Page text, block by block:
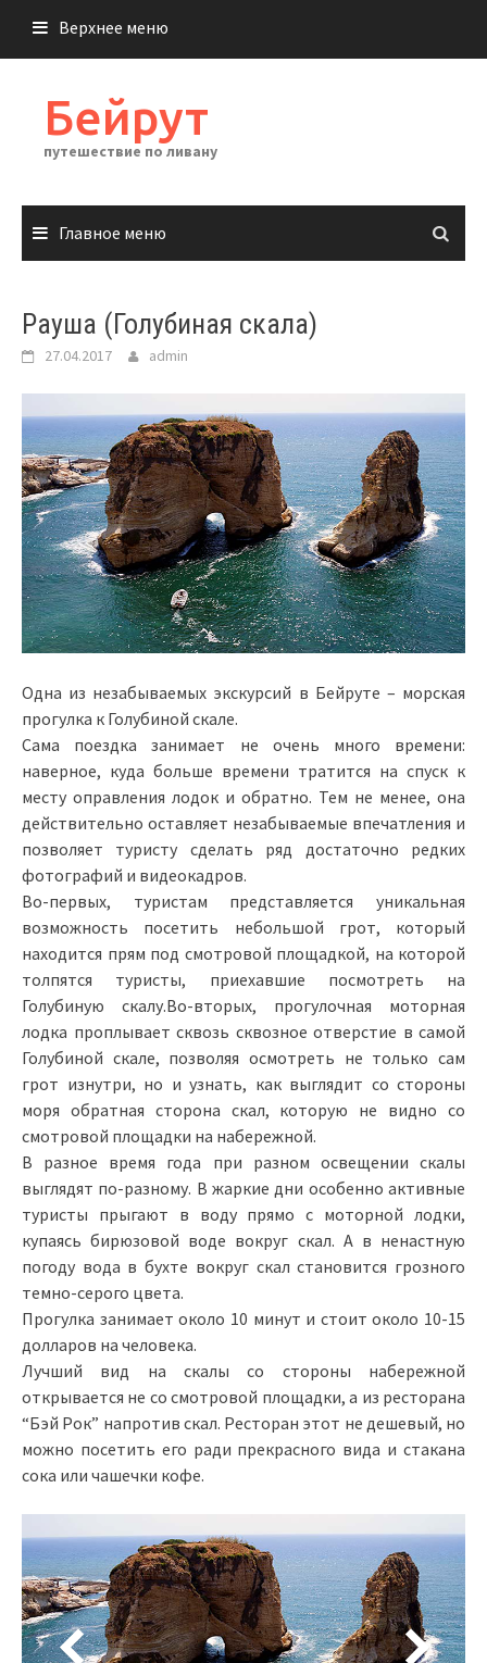
содержимому
Верхнее меню
Бейрут
путешествие по ливану
Главное меню
Рауша (Голубиная скала)
27.04.2017 admin
Одна из незабываемых экскурсий в Бейруте – морская
прогулка к Голубиной скале.
Сама поездка занимает не очень много времени:
наверное, куда больше времени тратится на спуск к
месту оправления лодок и обратно. Тем не менее, она
действительно оставляет незабываемые впечатления и
позволяет туристу сделать ряд достаточно редких
фотографий и видеокадров.
Во-первых, туристам представляется уникальная
возможность посетить небольшой грот, который
находится прям под смотровой площадкой, на которой
толпятся туристы, приехавшие посмотреть на
Голубиную скалу.Во-вторых, прогулочная моторная
лодка проплывает сквозь сквозное отверстие в самой
Голубиной скале, позволяя осмотреть не только сам
грот изнутри, но и узнать, как выглядит со стороны
моря обратная сторона скал, которую не видно со
смотровой площадки на набережной.
В разное время года при разном освещении скалы
выглядят по-разному. В жаркие дни особенно активные
туристы прыгают в воду прямо с моторной лодки,
купаясь бирюзовой воде вокруг скал. А в ненастную
погоду вода в бухте вокруг скал становится грозного
темно-серого цвета.
Прогулка занимает около 10 минут и стоит около 10-15
долларов на человека.
Лучший вид на скалы со стороны набережной
открывается не со смотровой площадки, а из ресторана
“Бэй Рок” напротив скал. Ресторан этот не дешевый, но
можно посетить его ради прекрасного вида и стакана
сока или чашечки кофе.